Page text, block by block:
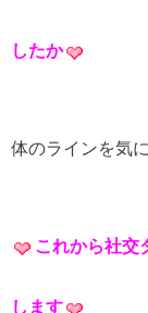
したか
体のラインを気
これから社交
します